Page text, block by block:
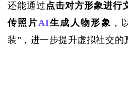
还能通过 点击对方形象进行
传照片AI生成人物形象 ，
装”，进一步提升虚拟社交的